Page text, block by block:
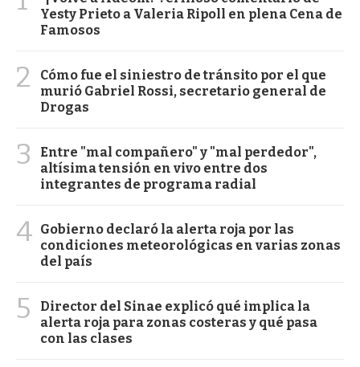
Yesty Prieto a Valeria Ripoll en plena Cena de
Famosos
2
Cómo fue el siniestro de tránsito por el que
murió Gabriel Rossi, secretario general de
Drogas
3
Entre "mal compañero" y "mal perdedor",
altísima tensión en vivo entre dos
integrantes de programa radial
4 Gobierno declaró la alerta roja por las
condiciones meteorológicas en varias zonas
del país
5
Director del Sinae explicó qué implica la
alerta roja para zonas costeras y qué pasa
con las clases